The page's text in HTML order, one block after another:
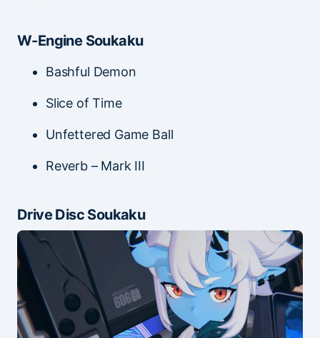
W-Engine Soukaku
Bashful Demon
Slice of Time
Unfettered Game Ball
Reverb – Mark III
Drive Disc Soukaku